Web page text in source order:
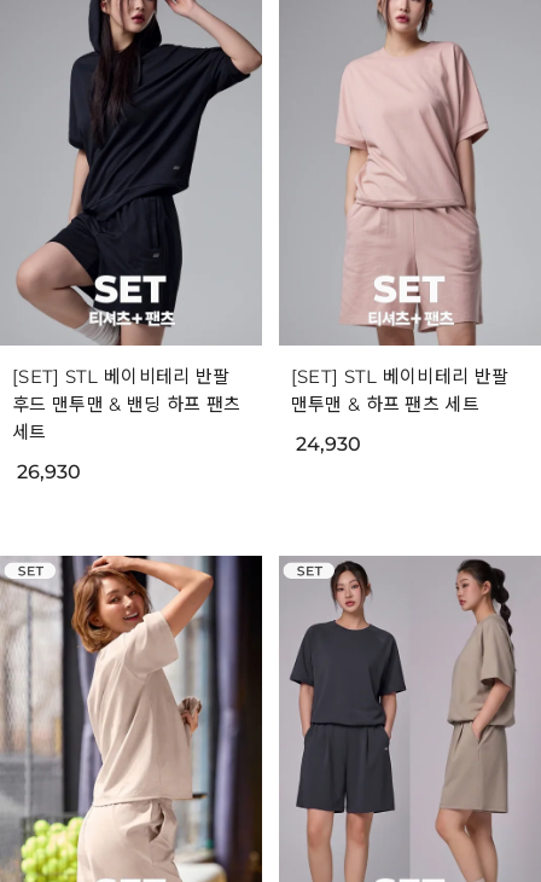
[SET] STL 베이비테리 반팔
후드 맨투맨 & 밴딩 하프 팬츠
세트
26,930
[SET] STL 베이비테리 반팔
맨투맨 & 하프 팬츠 세트
24,930